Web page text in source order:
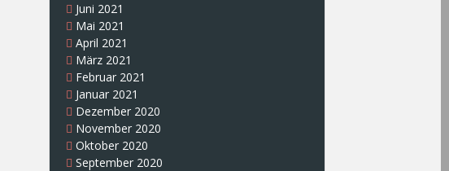
Juni 2021
Mai 2021
April 2021
März 2021
Februar 2021
Januar 2021
Dezember 2020
November 2020
Oktober 2020
September 2020